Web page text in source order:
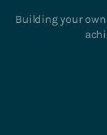
Building your